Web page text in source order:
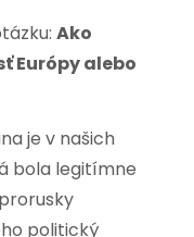
Ako
Európy alebo
je v našich
bola legitímne
politický